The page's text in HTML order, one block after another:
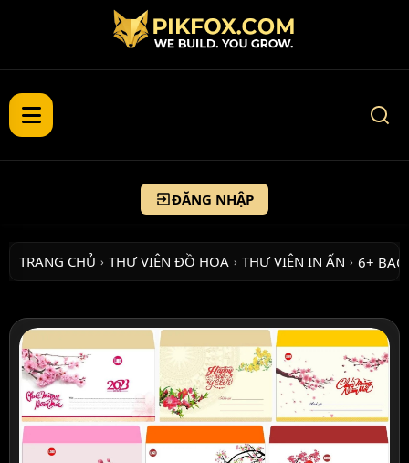
ĐĂNG NHẬP
TRANG CHỦ › THƯ VIỆN ĐỒ HỌA › THƯ VIỆN IN ẤN › 6+